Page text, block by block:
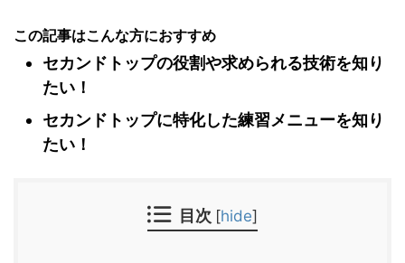
この記事はこんな方におすすめ
セカンドトップの役割や求められる技術を知り
たい！
セカンドトップに特化した練習メニューを知り
たい！
目次 [hide]